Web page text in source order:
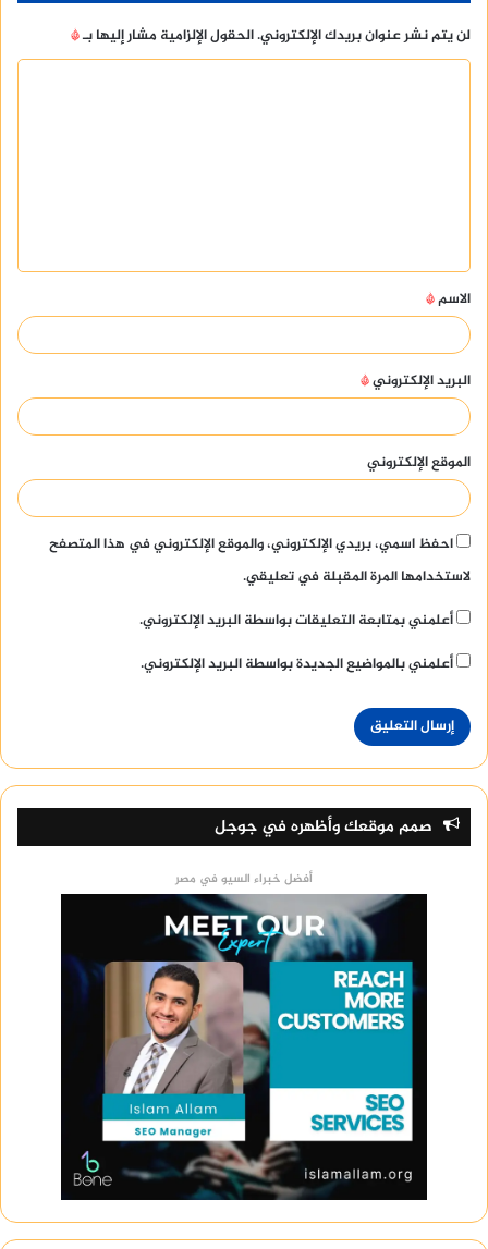
لن يتم نشر عنوان بريدك الإلكتروني.الحقول الإلزامية مشار إليها بـ*
ق
*
الاسم*
البريد الإلكتروني*
الموقع الإلكتروني
احفظ اسمي، بريدي الإلكتروني، والموقع الإلكتروني في هذا المتصفح
لاستخدامها المرة المقبلة في تعليقي.
أعلمني بمتابعة التعليقات بواسطة البريد الإلكتروني.
أعلمني بالمواضيع الجديدة بواسطة البريد الإلكتروني.
صمم موقعك وأظهره في جوجل
أفضل خبراء السيو في مصر